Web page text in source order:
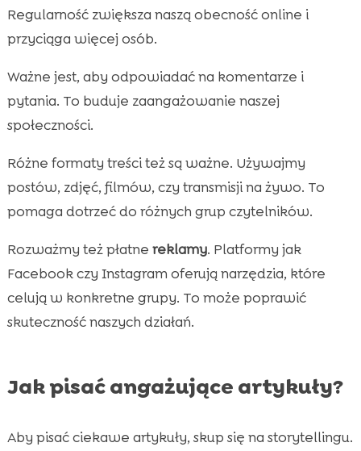
Regularność zwiększa naszą obecność online i
przyciąga więcej osób.
Ważne jest, aby odpowiadać na komentarze i
pytania. To buduje zaangażowanie naszej
społeczności.
Różne formaty treści też są ważne. Używajmy
postów, zdjęć, filmów, czy transmisji na żywo. To
pomaga dotrzeć do różnych grup czytelników.
Rozważmy też płatne reklamy. Platformy jak
Facebook czy Instagram oferują narzędzia, które
celują w konkretne grupy. To może poprawić
skuteczność naszych działań.
Jak pisać angażujące artykuły?
Aby pisać ciekawe artykuły, skup się na storytellingu.